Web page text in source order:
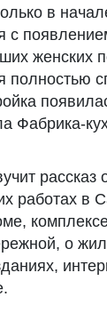
в
с
женских
полностью
Фабрика-
работах в
о